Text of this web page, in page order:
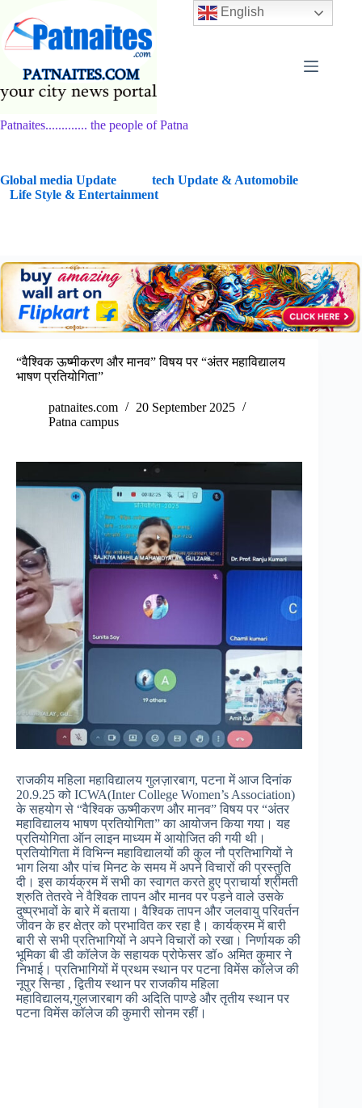
content
Patnaites............. the people of Patna
Global media Update
tech Update & Automobile
Life Style & Entertainment
“वैश्विक ऊष्मीकरण और मानव” विषय पर “अंतर महाविद्यालय
भाषण प्रतियोगिता”
patnaites.com
20 September 2025
Patna campus
राजकीय महिला महाविद्यालय गुलज़ारबाग, पटना में आज दिनांक
20.9.25 को ICWA(Inter College Women’s Association)
के सहयोग से “वैश्विक ऊष्मीकरण और मानव” विषय पर “अंतर
महाविद्यालय भाषण प्रतियोगिता” का आयोजन किया गया। यह
प्रतियोगिता ऑन लाइन माध्यम में आयोजित की गयी थी।
प्रतियोगिता में विभिन्न महाविद्यालयों की कुल नौ प्रतिभागियों ने
भाग लिया और पांच मिनट के समय में अपने विचारों की प्रस्तुति
दी। इस कार्यक्रम में सभी का स्वागत करते हुए प्राचार्या श्रीमती
श्रुति तेतरवे ने वैश्विक तापन और मानव पर पड़ने वाले उसके
दुष्प्रभावों के बारे में बताया। वैश्विक तापन और जलवायु परिवर्तन
जीवन के हर क्षेत्र को प्रभावित कर रहा है। कार्यक्रम में बारी
बारी से सभी प्रतिभागियों ने अपने विचारों को रखा। निर्णायक की
भूमिका बी डी कॉलेज के सहायक प्रोफेसर डॉ० अमित कुमार ने
निभाई। प्रतिभागियों में प्रथम स्थान पर पटना विमेंस कॉलेज की
नूपुर सिन्हा , द्वितीय स्थान पर राजकीय महिला
महाविद्यालय,गुलजारबाग की अदिति पाण्डे और तृतीय स्थान पर
पटना विमेंस कॉलेज की कुमारी सोनम रहीं।
English